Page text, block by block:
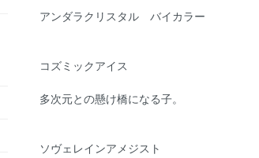
アンダラクリスタル バイカラー
コズミックアイス
多次元との懸け橋になる子。
ソヴェレインアメジスト